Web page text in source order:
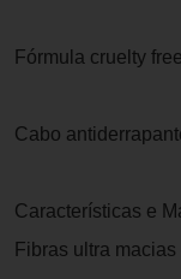
Fórmula cruelty
Cabo
Características e
Fibras ultra